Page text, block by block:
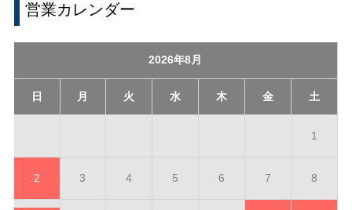
営業カレンダー
2026年8月
日 月 火 水 木 金 土
1
2 3 4 5 6 7 8